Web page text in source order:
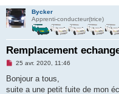
Bycker
Apprenti-conducteur(trice)
Remplacement
M
s
a
25 avr. 2020, 11:46
Bonjour a tous,
suite a une petit fuite de mon